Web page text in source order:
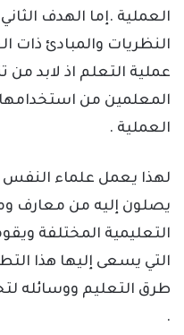
العملية .إما الهدف
النظريات والمبادئ ذات
عملية التعلم اذ لابد
المعلمين من استخدامها
العملية .
لهذا يعمل علماء النفس
يصلون إليه من معارف
التعليمية المختلفة
التي يسعى إليها هذا
طرق التعليم ووسائله
.